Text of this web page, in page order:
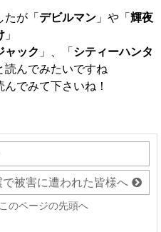
が「 デビルマン 」や「 輝夜
」
ャック 」、「 シティーハンタ
読んでみたいですね
でみて下さいね！
被害に遭われた皆様へ
このページの先頭へ